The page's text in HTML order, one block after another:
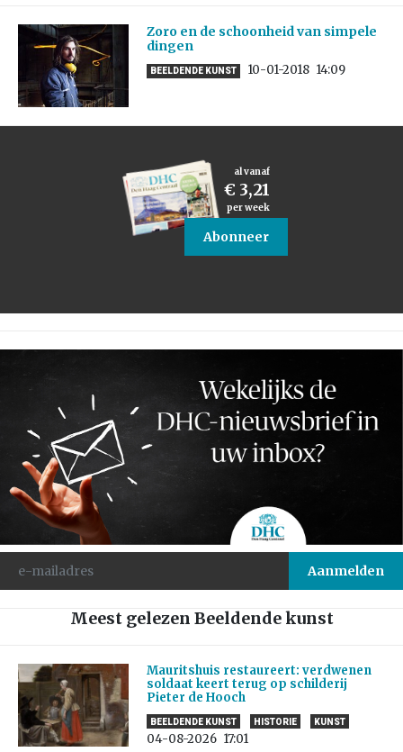
Zoro en de schoonheid van simpele
dingen
BEELDENDE KUNST 10-01-2018 14:09
al vanaf
€ 3,21
per week
Abonneer
Meest gelezen Beeldende kunst
Mauritshuis restaureert: verdwenen
soldaat keert terug op schilderij
Pieter de Hooch
BEELDENDE KUNST HISTORIE KUNST
04-08-2026 17:01